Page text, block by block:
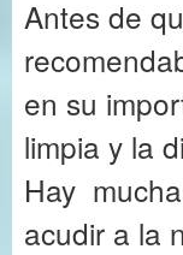
Antes de
en su
limpia y la
Hay
acudir a la